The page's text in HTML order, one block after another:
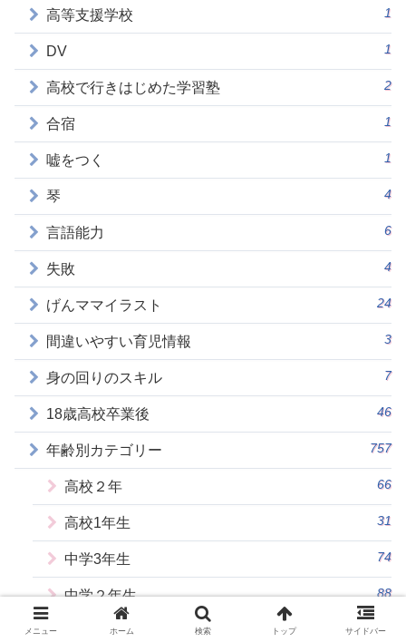
高等支援学校 1
DV 1
高校で行きはじめた学習塾 2
合宿 1
嘘をつく 1
琴 4
言語能力 6
失敗 4
げんママイラスト 24
間違いやすい育児情報 3
身の回りのスキル 7
18歳高校卒業後 46
年齢別カテゴリー 757
高校２年 66
高校1年生 31
中学3年生 74
中学２年生 88
中学1年生 112
メニュー ホーム 検索 トップ サイドバー